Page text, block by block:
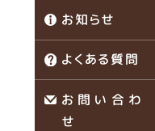
お知らせ
よくある質問
お問い合わ
せ